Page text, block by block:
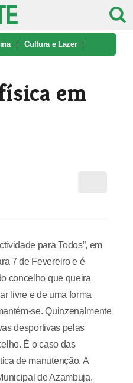
Cultura e Lazer
em
para Todos”, em
7 de Fevereiro e é
concelho que queira
livre e de uma forma
se. Quinzenalmente
desportivas pelas
É o caso das
de manutenção. A
de Azambuja.